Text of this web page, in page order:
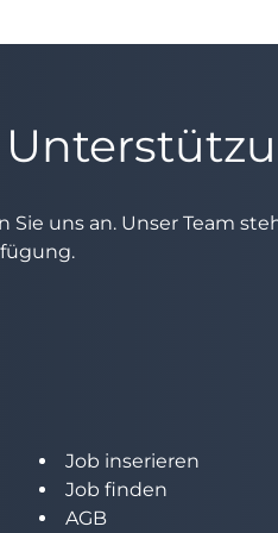
uns an. Unser Team
Job inserieren
Job finden
AGB